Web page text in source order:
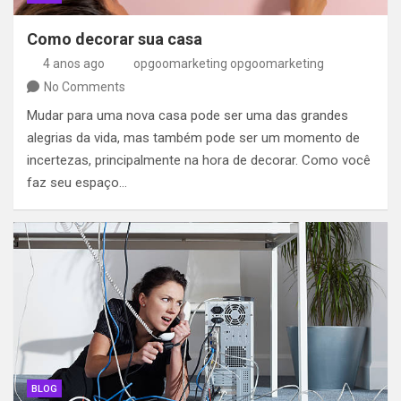
Como decorar sua casa
4 anos ago
opgoomarketing opgoomarketing
No Comments
Mudar para uma nova casa pode ser uma das grandes
alegrias da vida, mas também pode ser um momento de
incertezas, principalmente na hora de decorar. Como você
faz seu espaço…
BLOG